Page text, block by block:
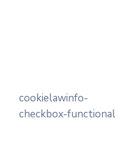
cookielawinfo-
checkbox-functional